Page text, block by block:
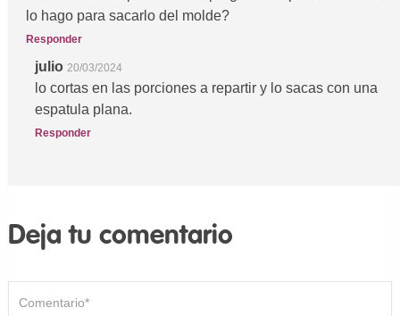
lo hago para sacarlo del molde?
Responder
julio 20/03/2024
lo cortas en las porciones a repartir y lo sacas con una
espatula plana.
Responder
Deja tu comentario